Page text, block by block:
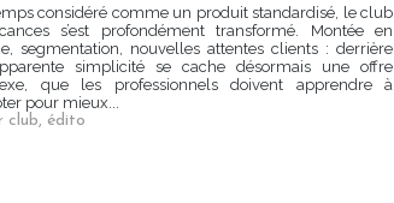
considéré comme un produit standardisé, le club
s’est profondément transformé. Montée en
segmentation, nouvelles attentes clients : derrière
simplicité se cache désormais une offre
que les professionnels doivent apprendre à
pour mieux...
club, édito